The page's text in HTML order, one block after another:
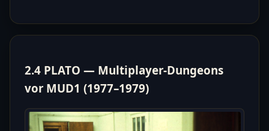
2.4 PLATO — Multiplayer-Dungeons
vor MUD1 (1977–1979)